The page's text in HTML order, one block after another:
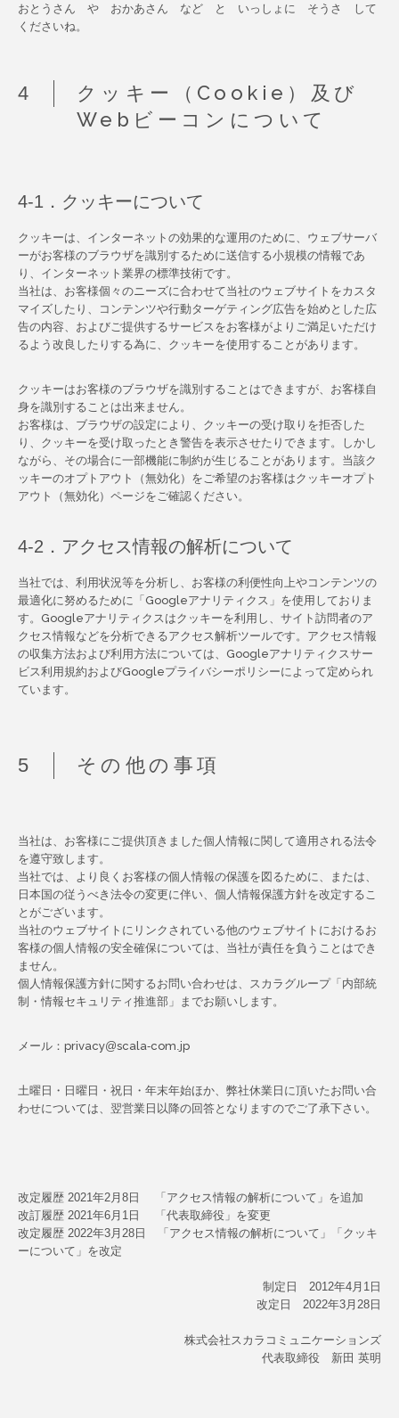
おとうさん や おかあさん など と いっしょに そうさ して
くださいね。
クッキー（Cookie）及び
Webビーコンについて
4-1．クッキーについて
クッキーは、インターネットの効果的な運用のために、ウェブサーバ
ーがお客様のブラウザを識別するために送信する小規模の情報であ
り、インターネット業界の標準技術です。
当社は、お客様個々のニーズに合わせて当社のウェブサイトをカスタ
マイズしたり、コンテンツや行動ターゲティング広告を始めとした広
告の内容、およびご提供するサービスをお客様がよりご満足いただけ
るよう改良したりする為に、クッキーを使用することがあります。
クッキーはお客様のブラウザを識別することはできますが、お客様自
身を識別することは出来ません。
お客様は、ブラウザの設定により、クッキーの受け取りを拒否した
り、クッキーを受け取ったとき警告を表示させたりできます。しかし
ながら、その場合に一部機能に制約が生じることがあります。当該ク
ッキーのオプトアウト（無効化）をご希望のお客様はクッキーオプト
アウト（無効化）ページをご確認ください。
4-2．アクセス情報の解析について
当社では、利用状況等を分析し、お客様の利便性向上やコンテンツの
最適化に努めるために「Googleアナリティクス」を使用しておりま
す。Googleアナリティクスはクッキーを利用し、サイト訪問者のア
クセス情報などを分析できるアクセス解析ツールです。アクセス情報
の収集方法および利用方法については、Googleアナリティクスサー
ビス利用規約およびGoogleプライバシーポリシーによって定められ
ています。
その他の事項
当社は、お客様にご提供頂きました個人情報に関して適用される法令
を遵守致します。
当社では、より良くお客様の個人情報の保護を図るために、または、
日本国の従うべき法令の変更に伴い、個人情報保護方針を改定するこ
とがございます。
当社のウェブサイトにリンクされている他のウェブサイトにおけるお
客様の個人情報の安全確保については、当社が責任を負うことはでき
ません。
個人情報保護方針に関するお問い合わせは、スカラグループ「内部統
制・情報セキュリティ推進部」までお願いします。
メール：privacy@scala-com.jp
土曜日・日曜日・祝日・年末年始ほか、弊社休業日に頂いたお問い合
わせについては、翌営業日以降の回答となりますのでご了承下さい。
改定履歴 2021年2月8日 「アクセス情報の解析について」を追加
改訂履歴 2021年6月1日 「代表取締役」を変更
改定履歴 2022年3月28日 「アクセス情報の解析について」「クッキ
ーについて」を改定
制定日 2012年4月1日
改定日 2022年3月28日
株式会社スカラコミュニケーションズ
代表取締役 新田 英明